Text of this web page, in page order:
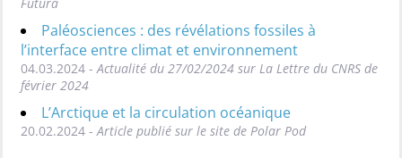
Paléosciences : des révélations fossiles à
l’interface entre climat et environnement
04.03.2024 - Actualité du 27/02/2024 sur La Lettre du CNRS de
février 2024
L’Arctique et la circulation océanique
20.02.2024 - Article publié sur le site de Polar Pod